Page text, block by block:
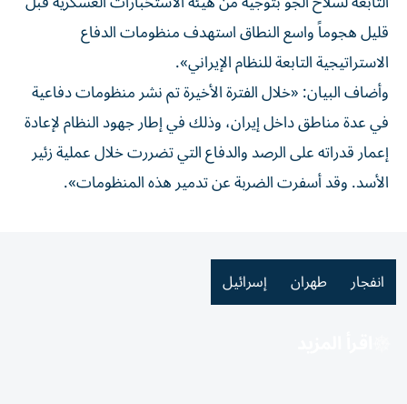
قليل هجوماً واسع النطاق استهدف منظومات الدفاع
الاستراتيجية التابعة للنظام الإيراني».
وأضاف البيان: «خلال الفترة الأخيرة تم نشر منظومات دفاعية
في عدة مناطق داخل إيران، وذلك في إطار جهود النظام لإعادة
إعمار قدراته على الرصد والدفاع التي تضررت خلال عملية زئير
الأسد. وقد أسفرت الضربة عن تدمير هذه المنظومات».
انفجار طهران إسرائيل